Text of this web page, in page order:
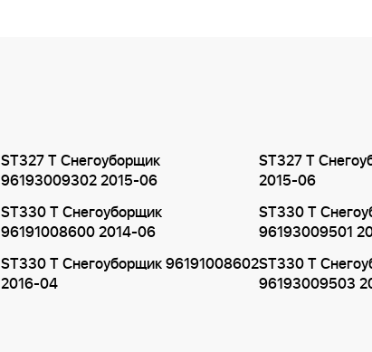
ST327 T Снегоуборщик
96193009302 2015-06
ST327 T
2015-06
ST330 T Снегоуборщик
96191008600 2014-06
ST330 T
96193009501
ST330 T Снегоуборщик 96191008602
2016-04
ST330 T
96193009503